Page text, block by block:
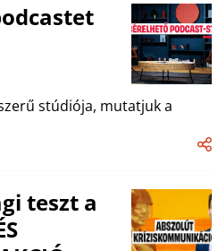
stúdiója, mutatjuk a
teszt a